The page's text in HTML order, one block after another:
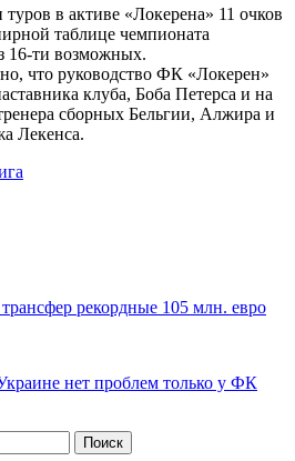
в активе «Локерена» 11 очков
таблице чемпионата
16-ти возможных.
что руководство ФК «Локерен»
клуба, Боба Петерса и на
сборных Бельгии, Алжира и
Лекенса.
рекордные 105 млн. евро
нет проблем только у ФК